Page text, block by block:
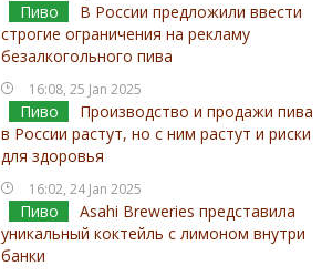
Пиво
В России предложили ввести
строгие ограничения на рекламу
безалкогольного пива
16:08, 25 Jan 2025
Пиво
Производство и продажи пива
в России растут, но с ним растут и риски
для здоровья
16:02, 24 Jan 2025
Пиво
Asahi Breweries представила
уникальный коктейль с лимоном внутри
банки